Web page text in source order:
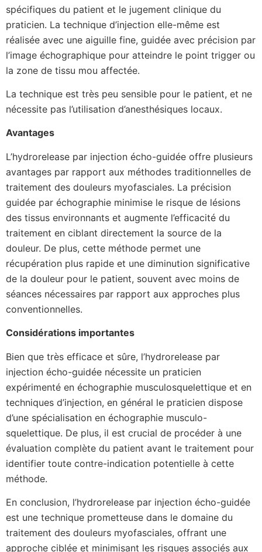
spécifiques du patient et le jugement clinique du
praticien. La technique d’injection elle-même est
réalisée avec une aiguille fine, guidée avec précision par
l’image échographique pour atteindre le point trigger ou
la zone de tissu mou affectée.
La technique est très peu sensible pour le patient, et ne
nécessite pas l’utilisation d’anesthésiques locaux.
Avantages
L’hydrorelease par injection écho-guidée offre plusieurs
avantages par rapport aux méthodes traditionnelles de
traitement des douleurs myofasciales. La précision
guidée par échographie minimise le risque de lésions
des tissus environnants et augmente l’efficacité du
traitement en ciblant directement la source de la
douleur. De plus, cette méthode permet une
récupération plus rapide et une diminution significative
de la douleur pour le patient, souvent avec moins de
séances nécessaires par rapport aux approches plus
conventionnelles.
Considérations importantes
Bien que très efficace et sûre, l’hydrorelease par
injection écho-guidée nécessite un praticien
expérimenté en échographie musculosquelettique et en
techniques d’injection, en général le praticien dispose
d’une spécialisation en échographie musculo-
squelettique. De plus, il est crucial de procéder à une
évaluation complète du patient avant le traitement pour
identifier toute contre-indication potentielle à cette
méthode.
En conclusion, l’hydrorelease par injection écho-guidée
est une technique prometteuse dans le domaine du
traitement des douleurs myofasciales, offrant une
approche ciblée et minimisant les risques associés aux